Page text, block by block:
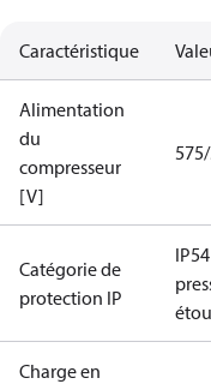
Caractéristique
Alimentation
du
compresseur
[V]
Catégorie de
protection IP
Charge en